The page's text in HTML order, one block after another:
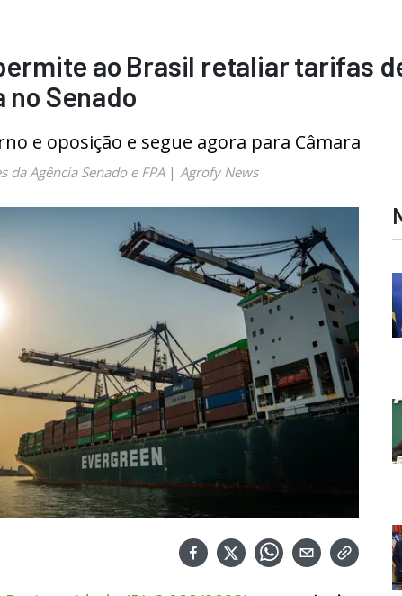
ao Brasil retaliar tarifas
no Senado
e oposição e segue agora para Câmara
Agência Senado e FPA| Agrofy News